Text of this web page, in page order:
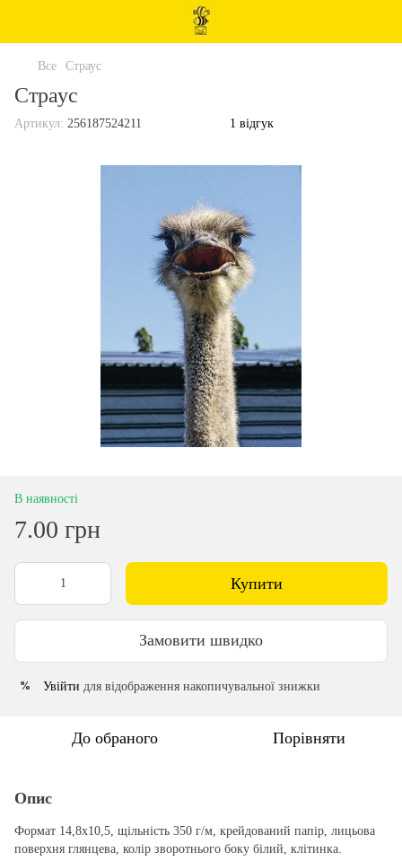
Все Страус
Страус
Артикул: 256187524211 1 відгук
В наявності
7.00 грн
Купити
Замовити швидко
% Увійти для відображення накопичувальної знижки
До обраного Порівняти
Опис
Формат 14,8х10,5, щільність 350 г/м, крейдований папір, лицьова
поверхня глянцева, колір зворотнього боку білий, клітинка.